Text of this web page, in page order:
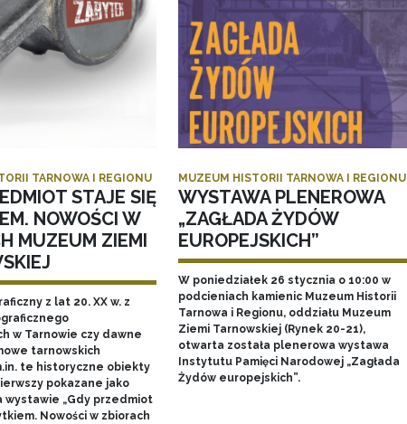
TARNOWA I REGIONU
STAJE SIĘ
NOWOŚCI W
MUZEUM ZIEMI
z lat 20. XX w. z
w Tarnowie czy dawne
tarnowskich
te historyczne obiekty
pokazane jako
wystawie „Gdy przedmiot
Nowości w zbiorach
MUZEUM HISTORII TARNOWA I REGIONU
WYSTAWA PLENEROWA
„ZAGŁADA ŻYDÓW
EUROPEJSKICH”
W poniedziałek 26 stycznia o 10:00 w
podcieniach kamienic Muzeum Historii
Tarnowa i Regionu, oddziału Muzeum
Ziemi Tarnowskiej (Rynek 20-21),
otwarta została plenerowa wystawa
Instytutu Pamięci Narodowej „Zagłada
Żydów europejskich”.